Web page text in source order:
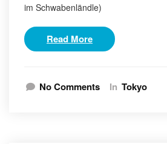
im Schwabenländle)
Read More
No Comments In Tokyo